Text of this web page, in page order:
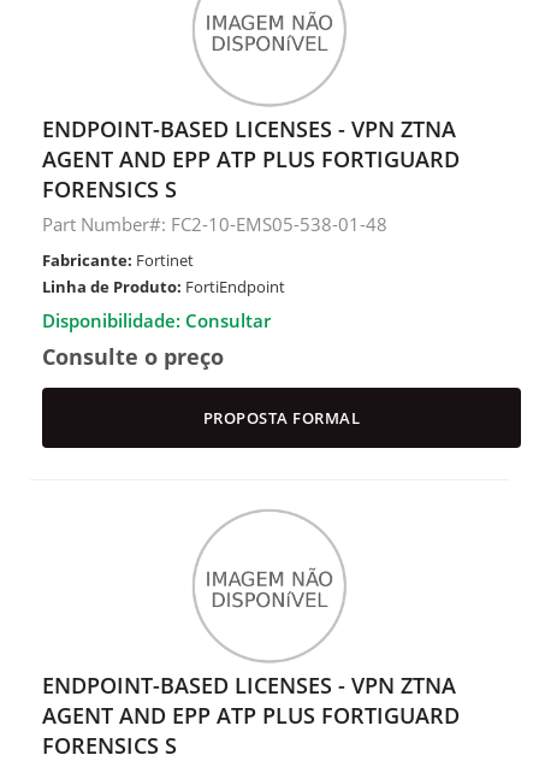
ENDPOINT-BASED LICENSES - VPN ZTNA
AGENT AND EPP ATP PLUS FORTIGUARD
FORENSICS S
Part Number#: FC2-10-EMS05-538-01-48
Fabricante: Fortinet
Linha de Produto: FortiEndpoint
Disponibilidade: Consultar
Consulte o preço
PROPOSTA FORMAL
ENDPOINT-BASED LICENSES - VPN ZTNA
AGENT AND EPP ATP PLUS FORTIGUARD
FORENSICS S